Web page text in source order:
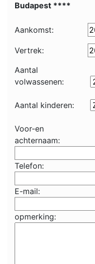
Budapest ****
Aankomst:
Vertrek:
Aantal
volwassenen:
Aantal kinderen:
Voor-en
achternaam:
Telefon:
E-mail:
opmerking: